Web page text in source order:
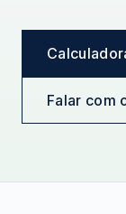
Falar com